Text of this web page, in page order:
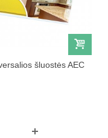
šluostės AEC